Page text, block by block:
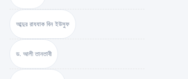
আব্দুর রাযযাক বিন ইউসুফ
ড. আলী তানতাবী